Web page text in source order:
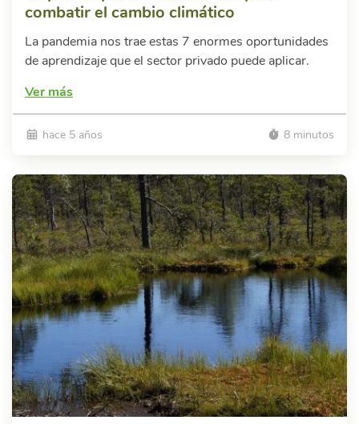
combatir el cambio climático
La pandemia nos trae estas 7 enormes oportunidades
de aprendizaje que el sector privado puede aplicar.
Ver más
hace 5 años 8 minutos